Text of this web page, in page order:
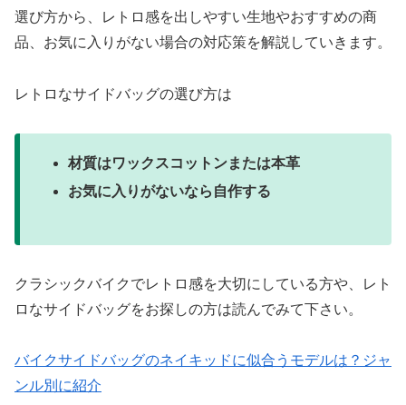
選び方から、レトロ感を出しやすい生地やおすすめの商
品、お気に入りがない場合の対応策を解説していきます。
レトロなサイドバッグの選び方は
材質はワックスコットンまたは本革
お気に入りがないなら自作する
クラシックバイクでレトロ感を大切にしている方や、レト
ロなサイドバッグをお探しの方は読んでみて下さい。
バイクサイドバッグのネイキッドに似合うモデルは？ジャ
ンル別に紹介